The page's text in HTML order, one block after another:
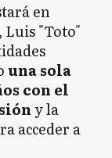
en
Luis "Toto"
una sola
con el
y la
acceder a